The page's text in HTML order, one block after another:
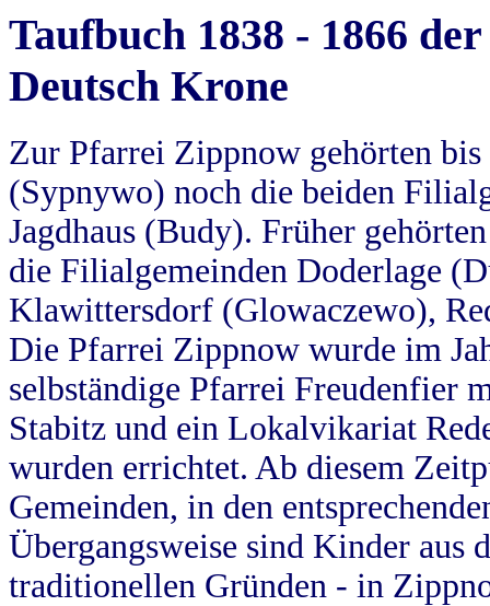
Taufbuch 1838 - 1866
Deutsch Krone
Zur Pfarrei Zippnow gehörten
(Sypnywo) noch die beiden
Jagdhaus (Budy). Früher
die Filialgemeinden Doderlage
Klawittersdorf (Glowaczewo),
Die Pfarrei Zippnow wurde im
selbständige Pfarrei Freudenfier
Stabitz und ein Lokalvikariat
wurden errichtet. Ab diesem
Gemeinden, in den
Übergangsweise sind Kinder aus
traditionellen Gründen - in